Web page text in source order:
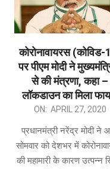
कोरोनावायरस (कोविड-
पर पीएम मोदी ने
से की मंत्रणा, कहा –
लॉकडाउन का मिला
ON: APRIL 27, 2020
प्रधानमंत्री नरेंद्र मोदी ने
सोमवार को देशभर में
की महामारी के कारण उत्पन्न